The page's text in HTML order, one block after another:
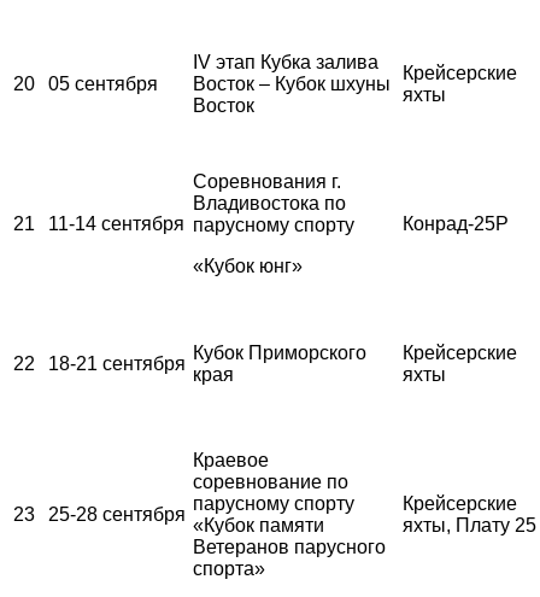
20 05 сентября
IV этап Кубка залива
Восток – Кубок шхуны
Восток
Крейсерские
яхты
21 11-14 сентября
Соревнования г.
Владивостока по
парусному спорту
«Кубок юнг»
Конрад-25Р
22 18-21 сентября
Кубок Приморского
края
Крейсерские
яхты
23 25-28 сентября
Краевое
соревнование по
парусному спорту
«Кубок памяти
Ветеранов парусного
спорта»
Крейсерские
яхты, Плату 25